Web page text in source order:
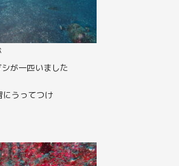
が一匹いました
にうってつけ